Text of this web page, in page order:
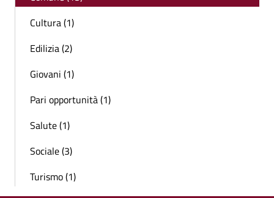
Cultura (1)
Edilizia (2)
Giovani (1)
Pari opportunità (1)
Salute (1)
Sociale (3)
Turismo (1)